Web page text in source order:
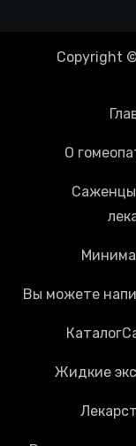
Copyright
О
Саженцы
Вы можете
Каталог
Жидкие